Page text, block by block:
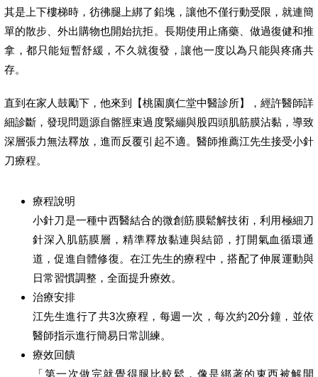
其是上下樓梯時，彷彿腿上綁了鉛塊，讓他不僅行動受限，就連簡
單的散步、外出購物也開始抗拒。長期使用止痛藥、做過復健和推
拿，都只能短暫舒緩，不久就復發，讓他一度以為只能與疼痛共
存。
直到在家人鼓勵下，他來到【桃園廣仁堂中醫診所】，經許醫師詳
細診斷，發現問題源自髂脛束過度緊繃與股四頭肌筋膜沾黏，導致
深層張力無法釋放，進而反覆引起不適。醫師推薦江先生接受小針
刀療程。
療程說明
小針刀是一種中西醫結合的微創筋膜鬆解技術，利用極細刀
針深入肌筋膜層，精準釋放黏連與結節，打開氣血循環通
道，促進自體修復。在江先生的療程中，搭配了伸展運動與
日常習慣調整，全面提升療效。
治療安排
江先生進行了共3次療程，每週一次，每次約20分鐘，並依
醫師指示進行簡易日常訓練。
療效回饋
「第一次做完就覺得腿比較鬆，像是綁著的東西被解開